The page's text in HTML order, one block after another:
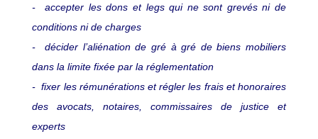
- accepter les dons et legs qui ne sont grevés ni de
conditions ni de charges
- décider l’aliénation de gré à gré de biens mobiliers
dans la limite fixée par la réglementation
- fixer les rémunérations et régler les frais et honoraires
des avocats, notaires, commissaires de justice et
experts